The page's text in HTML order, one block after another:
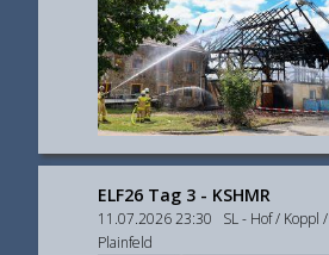
ELF26 Tag 3 - KSHMR
11.07.2026 23:30 SL - Hof / Koppl /
Plainfeld